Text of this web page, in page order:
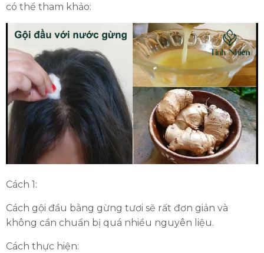
có thể tham khảo:
Cách 1:
Cách gội đầu bằng gừng tươi sẽ rất đơn giản và
không cần chuẩn bị quá nhiều nguyên liệu.
Cách thực hiện: